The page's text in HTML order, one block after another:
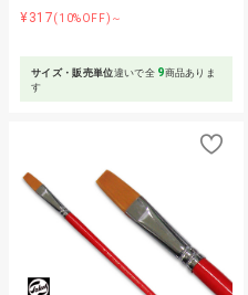
¥317(10%OFF)～
サイズ・販売単位違いで全 9商品ありま
す